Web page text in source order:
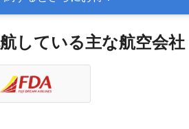
している主な航空会社